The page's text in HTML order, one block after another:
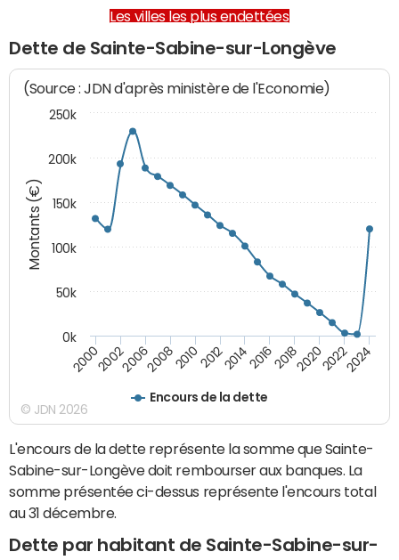
Les villes les plus endettées
Dette de Sainte-Sabine-sur-Longève
Montants (€)
(Source : JDN d'après ministère de l'Economie)
Encours de la dette
200020022006200820102012201420162018202020222024
0k
50k
100k
150k
200k
250k
© JDN 2026
L'encours de la dette représente la somme que Sainte-
Sabine-sur-Longève doit rembourser aux banques. La
somme présentée ci-dessus représente l'encours total
au 31 décembre.
Dette par habitant de Sainte-Sabine-sur-